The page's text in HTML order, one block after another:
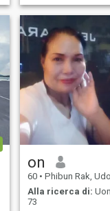
on
60 • Phibun Rak, Udon Thani,
Alla ricerca di:
73